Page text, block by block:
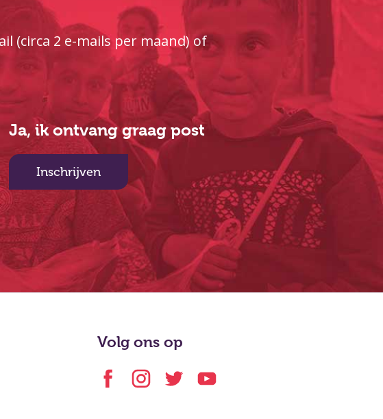
(circa 2 e-mails per maand) of
Ja, ik ontvang graag post
Inschrijven
Volg ons op